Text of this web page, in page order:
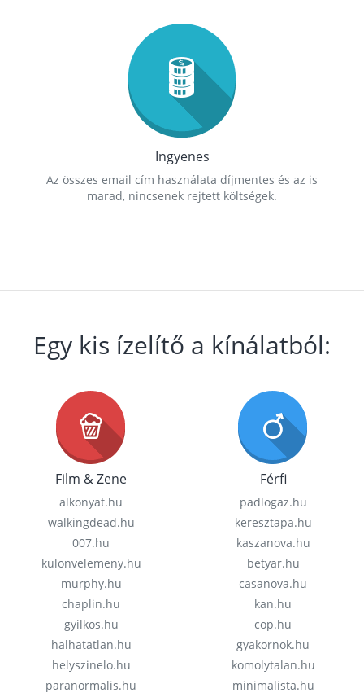
Ingyenes
Az összes email cím használata díjmentes és az is
marad, nincsenek rejtett költségek.
Egy kis ízelítő a kínálatból:
Film & Zene
alkonyat.hu
walkingdead.hu
007.hu
kulonvelemeny.hu
murphy.hu
chaplin.hu
gyilkos.hu
halhatatlan.hu
helyszinelo.hu
paranormalis.hu
Férfi
padlogaz.hu
keresztapa.hu
kaszanova.hu
betyar.hu
casanova.hu
kan.hu
cop.hu
gyakornok.hu
komolytalan.hu
minimalista.hu